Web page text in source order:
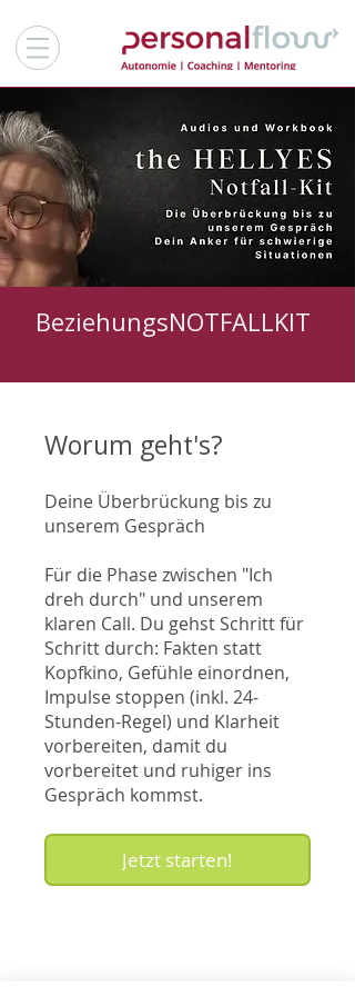
BeziehungsNOTFALLKIT
Worum geht's?
Deine Überbrückung bis zu
unserem Gespräch
Für die Phase zwischen "Ich
dreh durch" und unserem
klaren Call. Du gehst Schritt für
Schritt durch: Fakten statt
Kopfkino, Gefühle einordnen,
Impulse stoppen (inkl. 24-
Stunden-Regel) und Klarheit
vorbereiten, damit du
vorbereitet und ruhiger ins
Gespräch kommst.
Jetzt starten!